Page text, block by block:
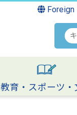
Foreign
検
索
キ
ワ
ー
教育・スポーツ・